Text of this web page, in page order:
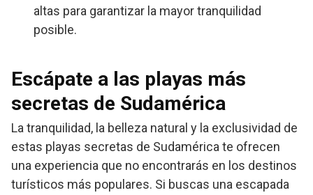
altas para garantizar la mayor tranquilidad
posible.
Escápate a las playas más
secretas de Sudamérica
La tranquilidad, la belleza natural y la exclusividad de
estas playas secretas de Sudamérica te ofrecen
una experiencia que no encontrarás en los destinos
turísticos más populares. Si buscas una escapada